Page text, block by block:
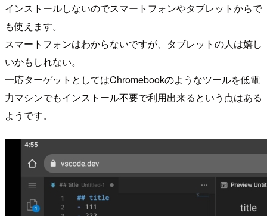
インストールしないのでスマートフォンやタブレットからで
も使えます。
スマートフォンはわからないですが、タブレットの人は嬉し
いかもしれない。
一応ターゲットとしてはChromebookのようなツールを低電
力マシンでもインストール不要で利用出来るという点はある
ようです。